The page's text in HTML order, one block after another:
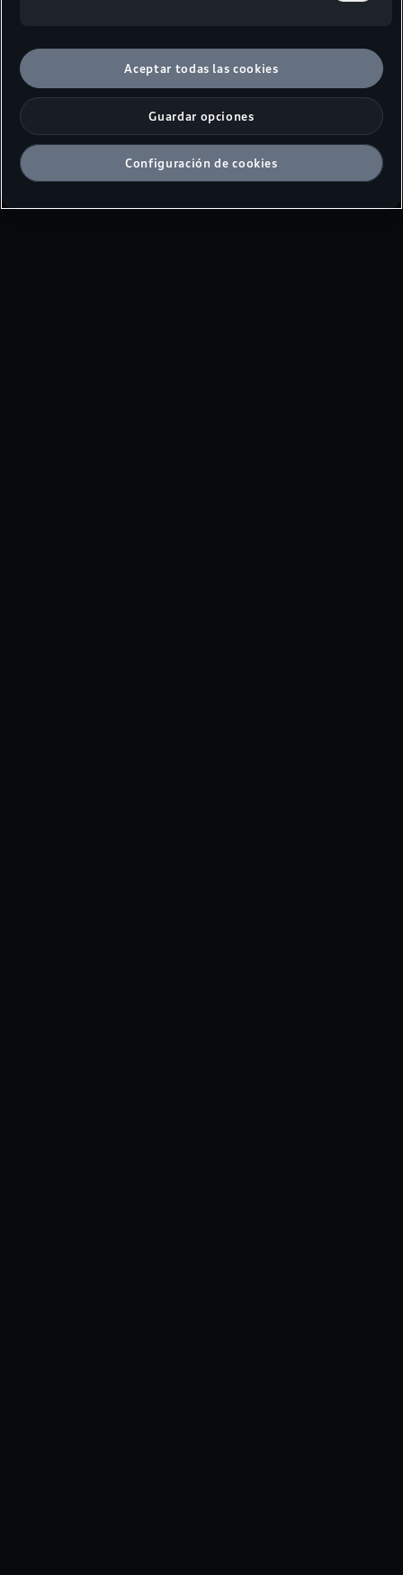
Aceptar todas las cookies
Guardar opciones
Configuración de cookies